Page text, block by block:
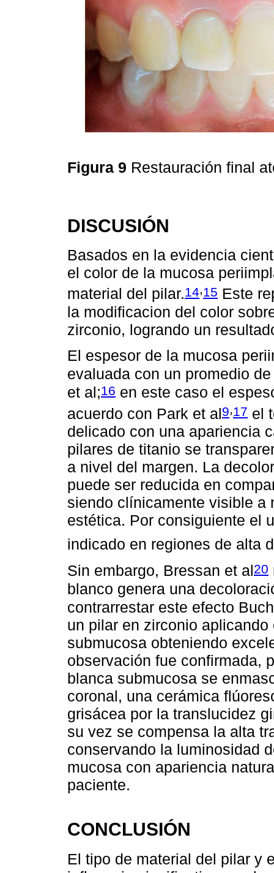
Figura 9 Restauración final
DISCUSIÓN
Basados en la evidencia
el color de la mucosa
material del pilar.14,15 Este
la modificacion del color
zirconio, logrando un
El espesor de la mucosa
evaluada con un promedio
et al;16 en este caso el
acuerdo con Park et al9,17 el
delicado con una apariencia
pilares de titanio se
a nivel del margen. La
puede ser reducida en
siendo clínicamente visible a
estética. Por consiguiente el
indicado en regiones de alta
Sin embargo, Bressan et al 20
blanco genera una
contrarrestar este efecto
un pilar en zirconio
submucosa obteniendo
observación fue confirmada,
blanca submucosa se
coronal, una cerámica
grisácea por la translucidez
su vez se compensa la alta
conservando la luminosidad
mucosa con apariencia
paciente.
CONCLUSIÓN
El tipo de material del pilar y